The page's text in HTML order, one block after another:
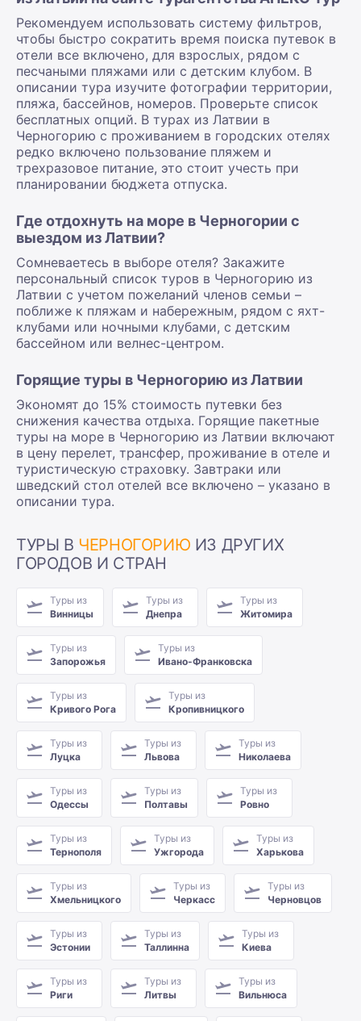
Рекомендуем использовать систему фильтров,
чтобы быстро сократить время поиска путевок в
отели все включено, для взрослых, рядом с
песчаными пляжами или с детским клубом. В
описании тура изучите фотографии территории,
пляжа, бассейнов, номеров. Проверьте список
бесплатных опций. В турах из Латвии в
Черногорию с проживанием в городских отелях
редко включено пользование пляжем и
трехразовое питание, это стоит учесть при
планировании бюджета отпуска.
Где отдохнуть на море в Черногории с
выездом из Латвии?
Сомневаетесь в выборе отеля? Закажите
персональный список туров в Черногорию из
Латвии с учетом пожеланий членов семьи –
поближе к пляжам и набережным, рядом с яхт-
клубами или ночными клубами, с детским
бассейном или велнес-центром.
Горящие туры в Черногорию из Латвии
Экономят до 15% стоимость путевки без
снижения качества отдыха. Горящие пакетные
туры на море в Черногорию из Латвии включают
в цену перелет, трансфер, проживание в отеле и
туристическую страховку. Завтраки или
шведский стол отелей все включено – указано в
описании тура.
ТУРЫ В ЧЕРНОГОРИЮ ИЗ ДРУГИХ
ГОРОДОВ И СТРАН
Туры из
Винницы
Туры из
Днепра
Туры из
Житомира
Туры из
Запорожья
Туры из
Ивано-Франковска
Туры из
Кривого Рога
Туры из
Кропивницкого
Туры из
Луцка
Туры из
Львова
Туры из
Николаева
Туры из
Одессы
Туры из
Полтавы
Туры из
Ровно
Туры из
Тернополя
Туры из
Ужгорода
Туры из
Харькова
Туры из
Хмельницкого
Туры из
Черкасс
Туры из
Черновцов
Туры из
Эстонии
Туры из
Таллинна
Туры из
Киева
Туры из
Риги
Туры из
Литвы
Туры из
Вильнюса